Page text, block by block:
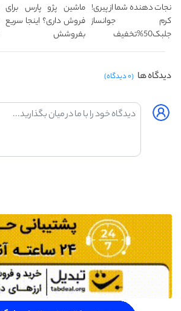
نجات دهنده شما از پیری!
کرم جوانساز
جلبک50%تخفیف
ماشین پژو پارس برای
فروش داری؟ اینجا سریع
بفروشش
دیدگاه ها (۰ دیدگاه)